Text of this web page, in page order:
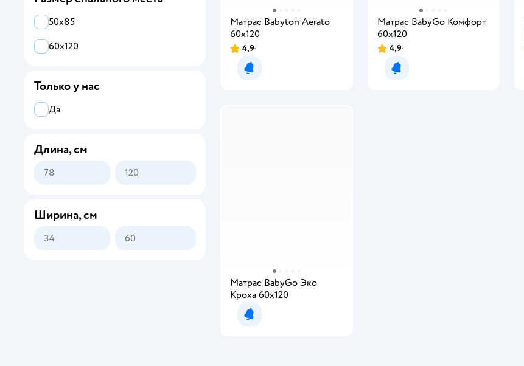
Матрас Babyton Aerato
60х120
4,9
Уведомить о появлении
Матрас BabyGo Комфорт
60х120
4,9
Уведомить о появлении
Матрас BabyGo Эко
Кроха 60х120
Уведомить о появлении
50х85
60х120
Только у нас
Да
Длина, см
Ширина, см